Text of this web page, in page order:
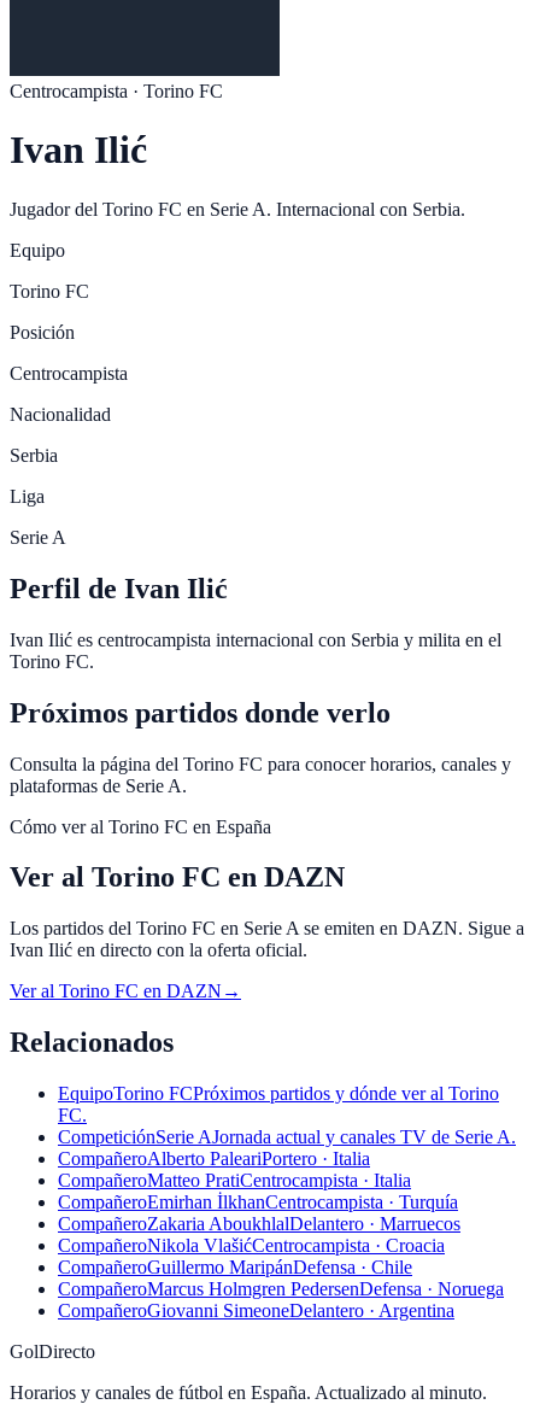
Centrocampista · Torino FC
Ivan Ilić
Jugador del Torino FC en Serie A. Internacional con Serbia.
Equipo
Torino FC
Posición
Centrocampista
Nacionalidad
Serbia
Liga
Serie A
Perfil de Ivan Ilić
Ivan Ilić es centrocampista internacional con Serbia y milita en el
Torino FC.
Próximos partidos donde verlo
Consulta la página del Torino FC para conocer horarios, canales y
plataformas de Serie A.
Cómo ver al Torino FC en España
Ver al Torino FC en DAZN
Los partidos del Torino FC en Serie A se emiten en DAZN. Sigue a
Ivan Ilić en directo con la oferta oficial.
Ver al Torino FC en DAZN →
Relacionados
EquipoTorino FCPróximos partidos y dónde ver al Torino
FC.
CompeticiónSerie AJornada actual y canales TV de Serie A.
CompañeroAlberto PaleariPortero · Italia
CompañeroMatteo PratiCentrocampista · Italia
CompañeroEmirhan İlkhanCentrocampista · Turquía
CompañeroZakaria AboukhlalDelantero · Marruecos
CompañeroNikola VlašićCentrocampista · Croacia
CompañeroGuillermo MaripánDefensa · Chile
CompañeroMarcus Holmgren PedersenDefensa · Noruega
CompañeroGiovanni SimeoneDelantero · Argentina
GolDirecto
Horarios y canales de fútbol en España. Actualizado al minuto.